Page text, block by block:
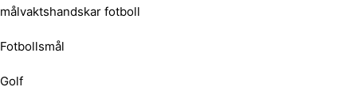
målvaktshandskar fotboll
Fotbollsmål
Golf